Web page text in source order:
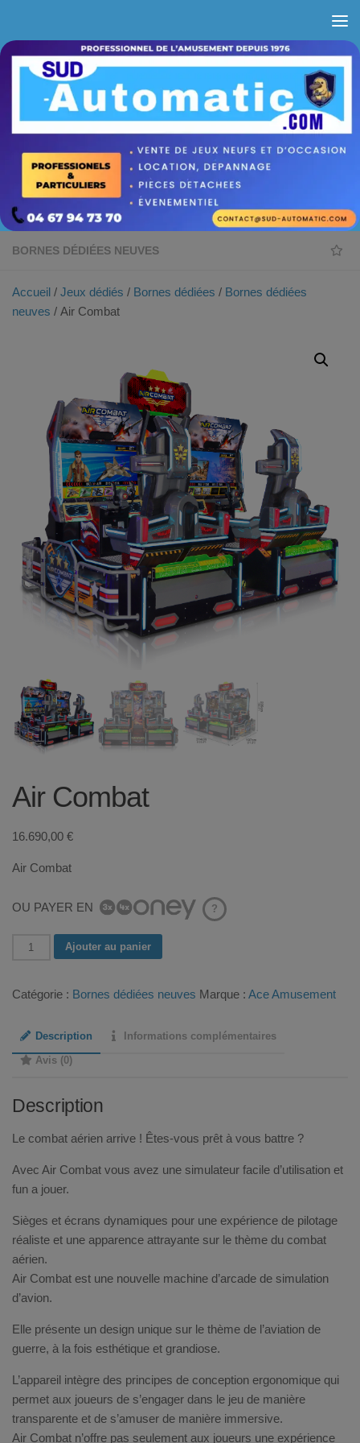
BORNES DÉDIÉES NEUVES
Accueil / Jeux dédiés / Bornes dédiées / Bornes dédiées
neuves / Air Combat
Air Combat
16.690,00 €
Air Combat
OU PAYER EN ?
quantité
Combat
Ajouter au panier
Catégorie : Bornes dédiées neuves Marque : Ace Amusement
Description
Informations complémentaires
Avis (0)
Description
Le combat aérien arrive ! Êtes-vous prêt à vous battre ?
Avec Air Combat vous avez une simulateur facile d’utilisation et
fun a jouer.
Sièges et écrans dynamiques pour une expérience de pilotage
réaliste et une apparence attrayante sur le thème du combat
aérien.
Air Combat est une nouvelle machine d’arcade de simulation
d’avion.
Elle présente un design unique sur le thème de l’aviation de
guerre, à la fois esthétique et grandiose.
L’appareil intègre des principes de conception ergonomique qui
permet aux joueurs de s’engager dans le jeu de manière
transparente et de s’amuser de manière immersive.
Air Combat n’offre pas seulement aux joueurs une expérience